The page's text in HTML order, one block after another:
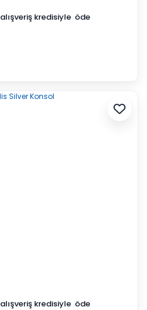
alışveriş kredisiyle öde
alışveriş kredisiyle öde